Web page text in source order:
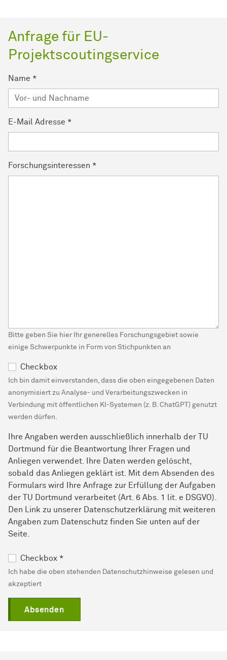
Anfrage für EU-
Projektscoutingservice
Name *
E-Mail Adresse *
Forschungsinteressen *
Bitte geben Sie hier Ihr generelles Forschungsgebiet sowie
einige Schwerpunkte in Form von Stichpunkten an
Checkbox
Ich bin damit einverstanden, dass die oben eingegebenen Daten
anonymisiert zu Analyse- und Verarbeitungszwecken in
Verbindung mit öffentlichen KI-Systemen (z. B. ChatGPT) genutzt
werden dürfen.
Ihre Angaben werden ausschließlich innerhalb der TU
Dortmund für die Beantwortung Ihrer Fragen und
Anliegen verwendet. Ihre Daten werden gelöscht,
sobald das Anliegen geklärt ist. Mit dem Absenden des
Formulars wird Ihre Anfrage zur Erfüllung der Aufgaben
der TU Dortmund verarbeitet (Art. 6 Abs. 1 lit. e DSGVO).
Den Link zu unserer Datenschutzerklärung mit weiteren
Angaben zum Datenschutz finden Sie unten auf der
Seite.
Checkbox *
Ich habe die oben stehenden Datenschutzhinweise gelesen und
akzeptiert
Absenden